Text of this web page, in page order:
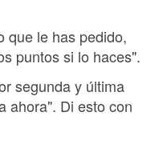
que le has pedido,
puntos si lo haces".
segunda y última
ahora". Di esto con